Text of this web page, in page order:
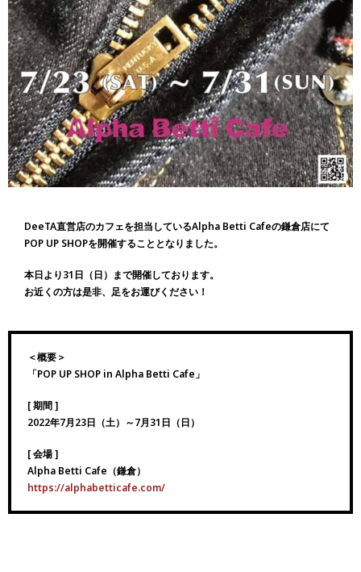
DeeTA直営店のカフェを担当しているAlpha Betti Cafeの鎌倉店にて
POP UP SHOPを開催することとなりました。
本日より31日（日）まで開催しております。
お近くの方は是非、足をお運びください！
＜概要＞
「POP UP SHOP in Alpha Betti Cafe」
[ 期間 ]
2022年7月23日（土）～7月31日（日）
[ 会場 ]
Alpha Betti Cafe（鎌倉）
https://alphabetticafe.com/